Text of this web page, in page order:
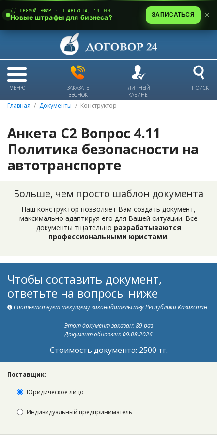
МЕНЮ
ЗАКАЗАТЬ
ЗВОНОК
ЛИЧНЫЙ
КАБИНЕТ
ПОИСК
Главная Документы Конструктор
Анкета С2 Вопрос 4.11
Политика безопасности на
автотранспорте
Больше, чем просто шаблон документа
Наш конструктор позволяет Вам создать документ,
максимально адаптируя его для Вашей ситуации. Все
документы тщательно разрабатываются
профессиональными юристами.
Чтобы составить документ,
ответьте на вопросы ниже
Соответствует текущему законодательству Республики Казахстан
Этот документ заказан: 89 раз
Документ обновлен: 09.08.2026
Стоимость документа: 2500 тг.
Поставщик:
Юридическое лицо
Индивидуальный предприниматель
// ПРЯМОЙ ЭФИР · 6 АВГУСТА, 11:00
Новые штрафы для бизнеса? ЗАПИСАТЬСЯ